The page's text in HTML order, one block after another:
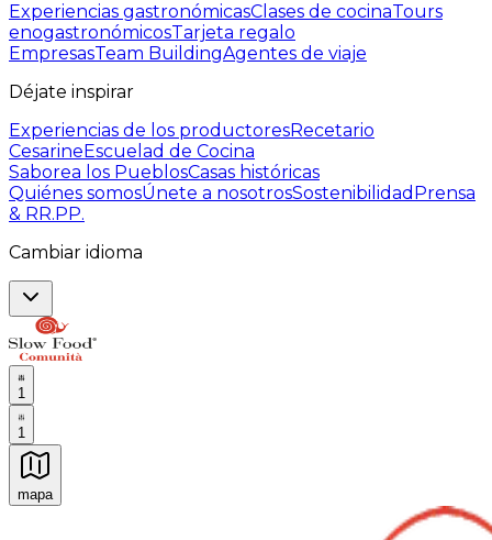
Experiencias gastronómicasClases de cocinaTours
enogastronómicosTarjeta regalo
EmpresasTeam BuildingAgentes de viaje
Déjate inspirar
Experiencias de los productoresRecetario
CesarineEscuelad de Cocina
Saborea los PueblosCasas históricas
Quiénes somosÚnete a nosotrosSostenibilidad Prensa
& RR.PP.
Cambiar idioma
1
1
mapa
Experiencias culinarias inolvidables: Experiencias